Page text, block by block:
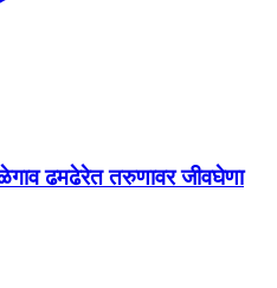
ढमढेरेत तरुणावर जीवघेणा